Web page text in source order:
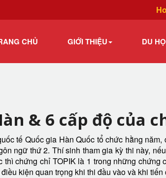
CHỦ GIỚI THIỆU DU
& 6 cấp độ của
tế Quốc gia Hàn Quốc tổ chức hằng
ngữ thứ 2. Thí sinh tham gia kỳ thi này,
chứng chỉ TOPIK là 1 trong những
kiện quan trọng khi thi đầu vào và khi tiến